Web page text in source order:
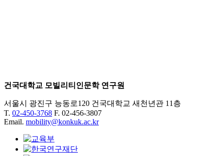
건국대학교 모빌리티인문학 연구원
서울시 광진구 능동로120 건국대학교 새천년관 11층
T. 02-450-3768 F. 02-456-3807
Email. mobility@konkuk.ac.kr